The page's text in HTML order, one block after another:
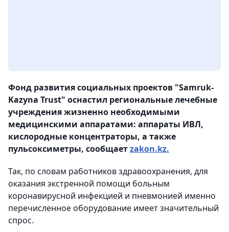
Фонд развития социальных проектов "Samruk-
Kazyna Trust" оснастил региональные лечебные
учреждения жизненно необходимыми
медицинскими аппаратами: аппараты ИВЛ,
кислородные концентраторы, а также
пульсоксиметры, сообщаетzakon.kz.
Так, по словам работников здравоохранения, для
оказания экстренной помощи больным
коронавирусной инфекцией и пневмонией именно
перечисленное оборудование имеет значительный
спрос.